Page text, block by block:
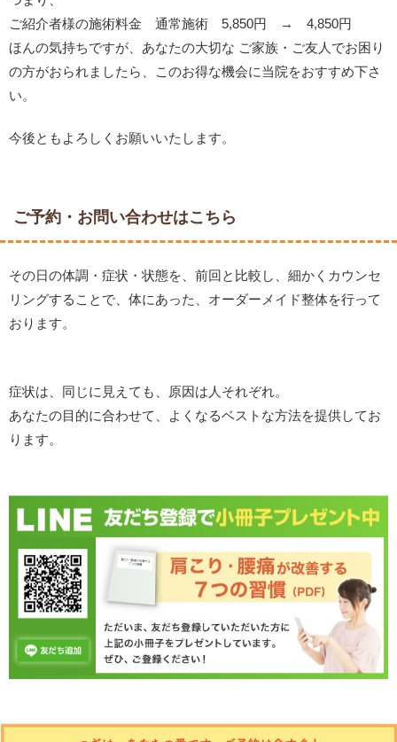
ご紹介者様の施術料金 通常施術 5,850円 → 4,850円
ほんの気持ちですが、あなたの大切な ご家族・ご友人でお困り
の方がおられましたら、このお得な機会に当院をおすすめ下さ
い。
今後ともよろしくお願いいたします。
ご予約・お問い合わせはこちら
その日の体調・症状・状態を、前回と比較し、細かくカウンセ
リングすることで、体にあった、オーダーメイド整体を行って
おります。
症状は、同じに見えても、原因は人それぞれ。
あなたの目的に合わせて、よくなるベストな方法を提供してお
ります。